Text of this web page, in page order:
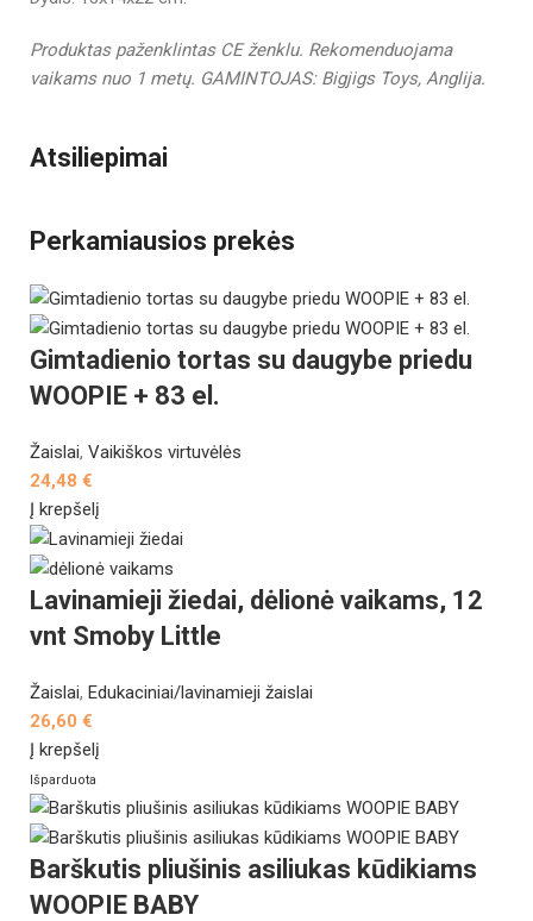
Produktas paženklintas CE ženklu. Rekomenduojama
vaikams nuo 1 metų. GAMINTOJAS: Bigjigs Toys, Anglija.
Atsiliepimai
Perkamiausios prekės
Gimtadienio tortas su daugybe priedu
WOOPIE + 83 el.
Žaislai, Vaikiškos virtuvėlės
24,48 €
Į krepšelį
Lavinamieji žiedai, dėlionė vaikams, 12
vnt Smoby Little
Žaislai, Edukaciniai/lavinamieji žaislai
26,60 €
Į krepšelį
Išparduota
Barškutis pliušinis asiliukas kūdikiams
WOOPIE BABY